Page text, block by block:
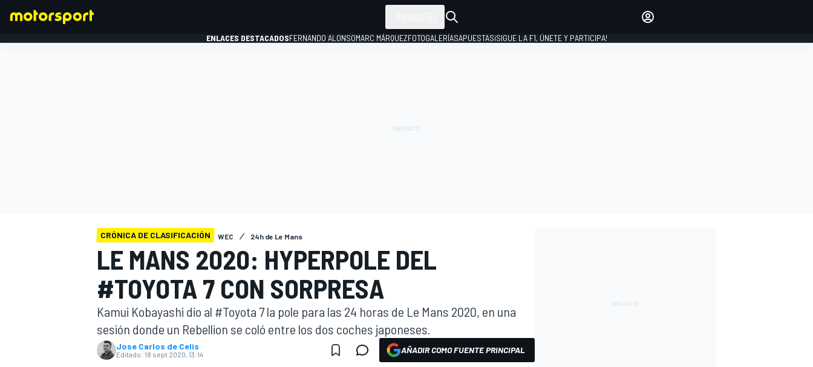
ENLACES DESTACADOSFERNANDO ALONSOMARC MÁRQUEZFOTOGALERÍASAPUESTAS¡SIGUE LA F1, ÚNETE Y PARTICIPA!
CRÓNICA DE CLASIFICACIÓN WEC 24h de Le Mans
LE MANS 2020: HYPERPOLE DEL
#TOYOTA 7 CON SORPRESA
Kamui Kobayashi dio al #Toyota 7 la pole para las 24 horas de Le Mans 2020, en una
sesión donde un Rebellion se coló entre los dos coches japoneses.
Jose Carlos de Celis
Editado: 18 sept 2020, 13:14 AÑADIR COMO FUENTE PRINCIPAL